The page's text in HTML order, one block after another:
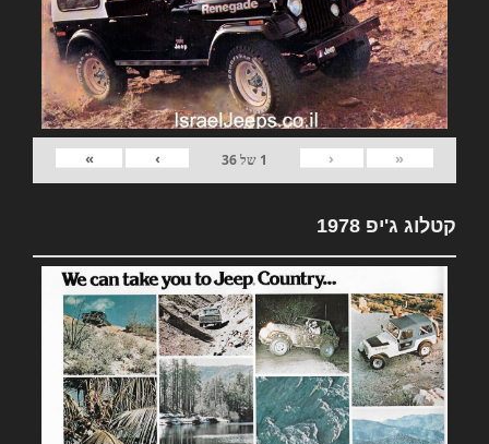
«
‹
1 של36
›
»
קטלוג ג'יפ 1978